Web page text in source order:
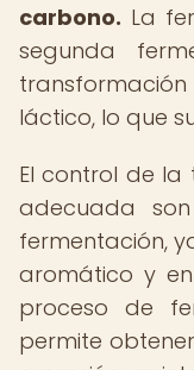
carbono. La
segunda
láctico, lo que
El control de
adecuada
fermentación,
aromático y
proceso de
permite